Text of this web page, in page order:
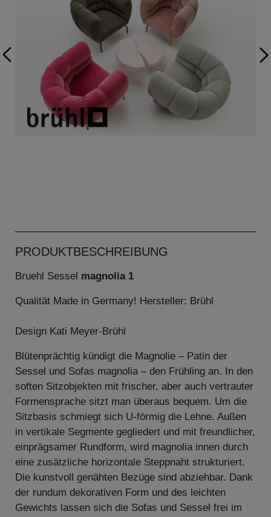
PRODUKTBESCHREIBUNG
Bruehl Sessel magnolia 1
Qualität Made in Germany! Hersteller: Brühl
Design Kati Meyer-Brühl
Blütenprächtig kündigt die Magnolie – Patin der
Sessel und Sofas magnolia – den Frühling an. In den
soften Sitzobjekten mit frischer, aber auch vertrauter
Formensprache sitzt man überaus bequem. Um die
Sitzbasis schmiegt sich U-förmig die Lehne. Außen
in vertikale Segmente gegliedert und mit freundlicher,
einprägsamer Rundform, wird magnolia innen durch
eine zusätzliche horizontale Steppnaht strukturiert.
Die kunstvoll genähten Bezüge sind abziehbar. Dank
der rundum dekorativen Form und des leichten
Gewichts lassen sich die Sofas und Sessel frei im